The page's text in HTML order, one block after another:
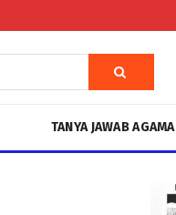
TANYA JAWAB AGAMA